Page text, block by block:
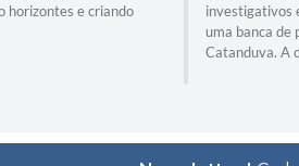
horizontes e criando
investigativos
uma banca de
Catanduva. A